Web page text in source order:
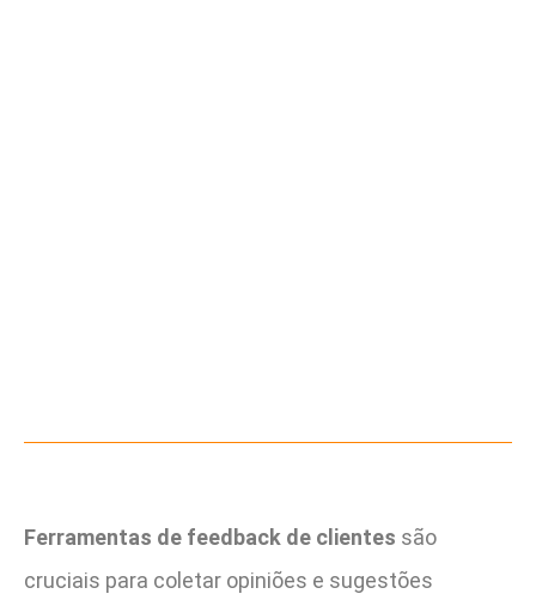
Ferramentas de feedback de clientes são
cruciais para coletar opiniões e sugestões